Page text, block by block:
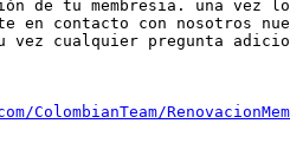
de tu membresia. una vez
en contacto con nosotros
vez cualquier pregunta
ColombianTeam/